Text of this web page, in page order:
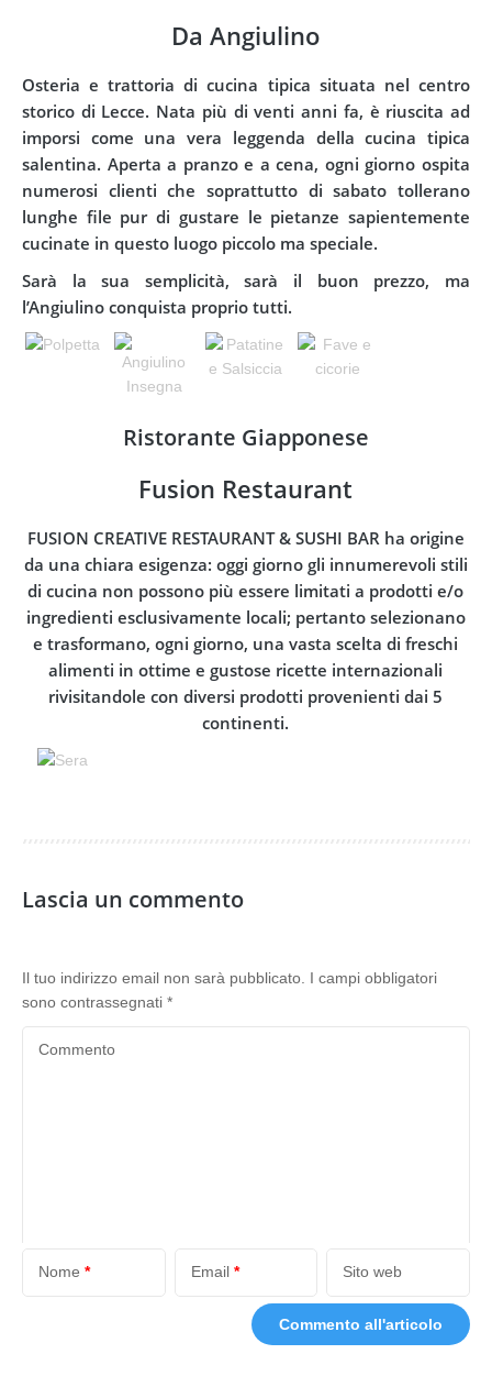
Da Angiulino
Osteria e trattoria di cucina tipica situata nel centro
storico di Lecce. Nata più di venti anni fa, è riuscita ad
imporsi come una vera leggenda della cucina tipica
salentina. Aperta a pranzo e a cena, ogni giorno ospita
numerosi clienti che soprattutto di sabato tollerano
lunghe file pur di gustare le pietanze sapientemente
cucinate in questo luogo piccolo ma speciale.
Sarà la sua semplicità, sarà il buon prezzo, ma
l’Angiulino conquista proprio tutti.
Ristorante Giapponese
Fusion Restaurant
FUSION CREATIVE RESTAURANT & SUSHI BAR ha origine
da una chiara esigenza: oggi giorno gli innumerevoli stili
di cucina non possono più essere limitati a prodotti e/o
ingredienti esclusivamente locali; pertanto selezionano
e trasformano, ogni giorno, una vasta scelta di freschi
alimenti in ottime e gustose ricette internazionali
rivisitandole con diversi prodotti provenienti dai 5
continenti.
Lascia un commento
Il tuo indirizzo email non sarà pubblicato. I campi obbligatori
sono contrassegnati *
Commento
Nome * Email * Sito web